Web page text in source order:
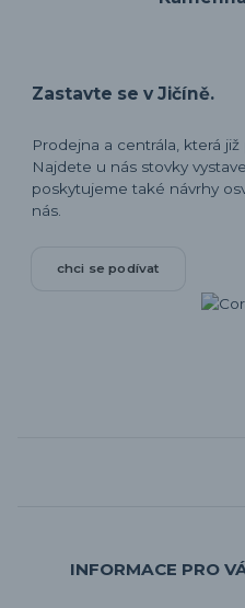
Zastavte se v Jičíně.
Prodejna a centrála, která již
Najdete u nás stovky
poskytujeme také návrhy
nás.
chci se podívat
INFORMACE PRO